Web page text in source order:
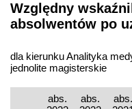
Względny
absolwentów po
dla kierunku Analityka
jednolite magisterskie
abs.
abs.
abs.